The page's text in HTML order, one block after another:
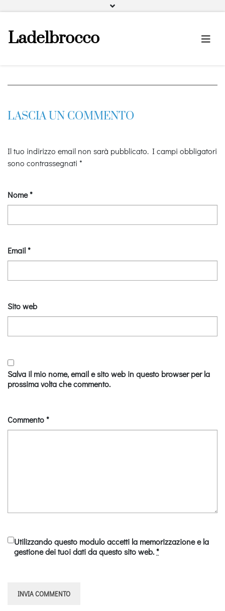
Facebook
Ladelbrocco
LASCIA UN COMMENTO
Il tuo indirizzo email non sarà pubblicato. I campi obbligatori
sono contrassegnati *
Nome*
Email*
Sito web
Salva il mio nome, email e sito web in questo browser per la
prossima volta che commento.
Commento*
Utilizzando questo modulo accetti la memorizzazione e la
gestione dei tuoi dati da questo sito web.*